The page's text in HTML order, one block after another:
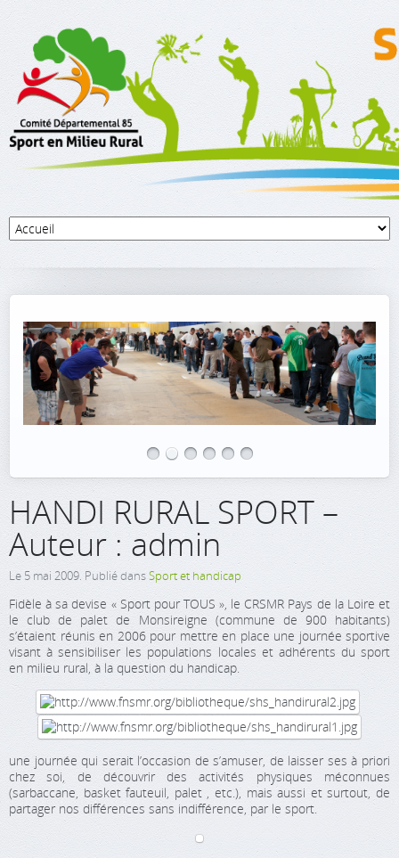
HANDI RURAL SPORT –
Auteur : admin
Le 5 mai 2009. Publié dansSport et handicap
Fidèle à sa devise « Sport pour TOUS », le CRSMR Pays de la Loire et
le club de palet de Monsireigne (commune de 900 habitants)
s’étaient réunis en 2006 pour mettre en place une journée sportive
visant à sensibiliser les populations locales et adhérents du sport
en milieu rural, à la question du handicap.
une journée qui serait l’occasion de s’amuser, de laisser ses à priori
chez soi, de découvrir des activités physiques méconnues
(sarbaccane, basket fauteuil, palet , etc.), mais aussi et surtout, de
partager nos différences sans indifférence, par le sport.